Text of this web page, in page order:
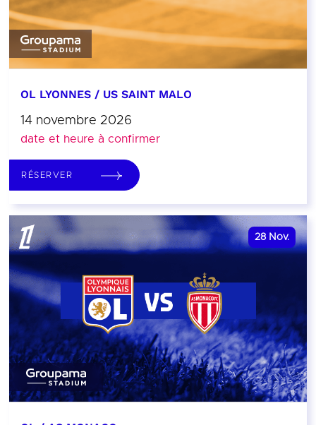
OL LYONNES / US SAINT MALO
14 novembre 2026
date et heure à confirmer
RÉSERVER
28 Nov.